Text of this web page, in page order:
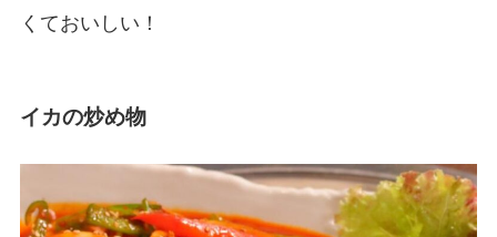
くておいしい！
イカの炒め物